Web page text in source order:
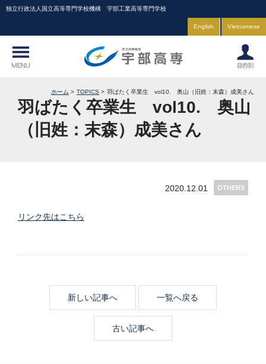
独立行政法人国立高等専門学校機構 宇部工業高等専門学校
English Vietnamese
ホーム TOPICS 羽ばたく卒業生 vol10. 奥山（旧姓：末森）成美さん
羽ばたく卒業生 vol10. 奥山
（旧姓：末森）成美さん
OTHERS
2020.12.01
リンク先はこちら
新しい記事へ 一覧へ戻る
古い記事へ